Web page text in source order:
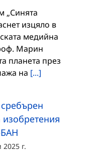
„Синята
изцяло в
медийна
Марин
планета през
на [...]
г.